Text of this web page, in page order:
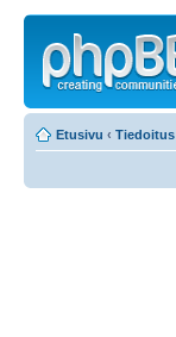
Etusivu ‹ Tiedoitus